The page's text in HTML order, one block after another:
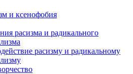
и ксенофобия
расизма и радикального
расизму и радикальному